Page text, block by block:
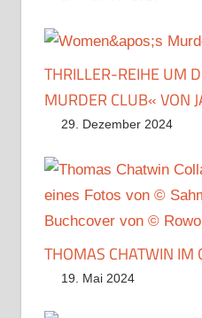
THRILLER-REIHE UM
MURDER CLUB« VON
29. Dezember 2024
THOMAS CHATWIN IM
19. Mai 2024